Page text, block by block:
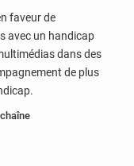
faveur de
avec un handicap
dans des
de plus